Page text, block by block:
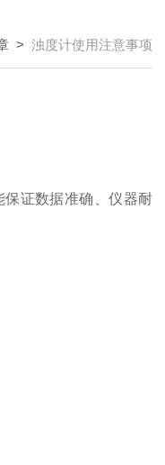
> 浊度计使用注意事项
保证数据准确、仪器耐